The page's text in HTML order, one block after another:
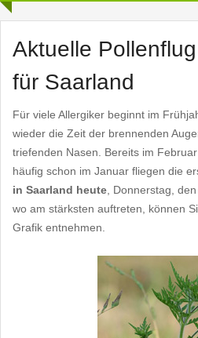
Aktuelle
für Saarland
Für viele Allergiker beginnt im
wieder die Zeit der brennenden
triefenden Nasen. Bereits im
häufig schon im Januar fliegen die
in Saarland heute , Donnerstag,
wo am stärksten auftreten, können
Grafik entnehmen.